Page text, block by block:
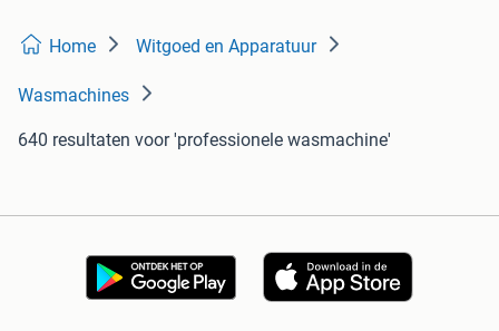
Home Witgoed en Apparatuur
Wasmachines
640 resultaten voor 'professionele wasmachine'